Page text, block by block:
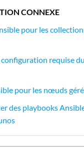
CONNEXE
pour les
requise
pour les nœuds
des playbooks